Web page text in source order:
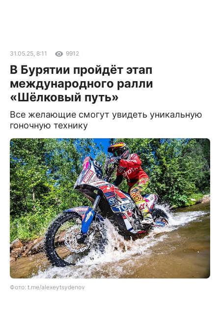
31.05.25, 8:11 9912
В Бурятии пройдёт этап
международного ралли
«Шёлковый путь»
Все желающие смогут увидеть уникальную
гоночную технику
Фото: t.me/alexeytsydenov